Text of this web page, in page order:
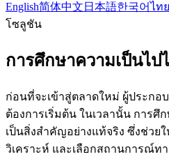
English简体中文 日本語한국어ไทย
โซลูชัน
การศึกษาความเป็นไป
ก่อนที่จะเข้าสู่ตลาดใหม่ ผู้ประก
ต้องการเริ่มต้น ในเวลานั้น การศึ
เป็นสิ่งสำคัญอย่างแท้จริง ซึ่งช่วย
วิเคราะห์ และเลือกสถานการณ์ท